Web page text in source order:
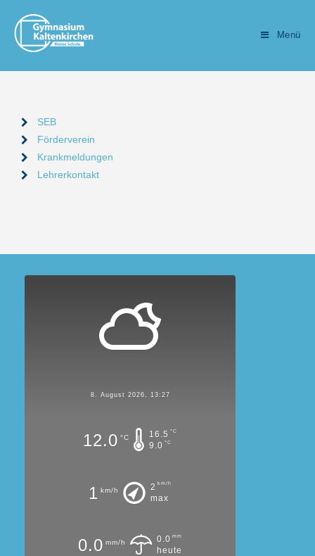
Menü
SEB
Förderverein
Krankmeldungen
Lehrerkontakt
8. August 2026, 13:27
12.0 °C 16.5 °C
9.0 °C
1 km/h 2 km/h
max
0.0 mm/h 0.0 mm
heute